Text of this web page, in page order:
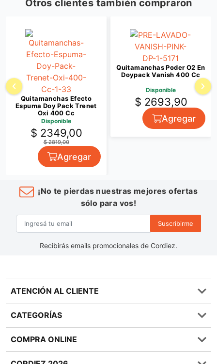
Otros clientes también compraron
Quitamanchas Efecto
Espuma Doy Pack Trenet
Oxi 400 Cc
Disponible
$ 2349,00
$ 2819,00
Agregar
Quitamanchas Poder O2 En
Doypack Vanish 400 Cc
Disponible
$ 2693,90
Agregar
¡No te pierdas nuestras mejores ofertas
sólo para vos!
Suscribirme
Recibirás emails promocionales de Cordiez.
ATENCIÓN AL CLIENTE
Preguntas frecuentes
0810 555 1970
Términos y condiciones
CATEGORÍAS
Bebidas
COMPRA ONLINE